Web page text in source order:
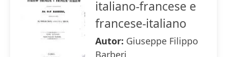
italiano-francese e
francese-italiano
Autor: Giuseppe Filippo
Barberi